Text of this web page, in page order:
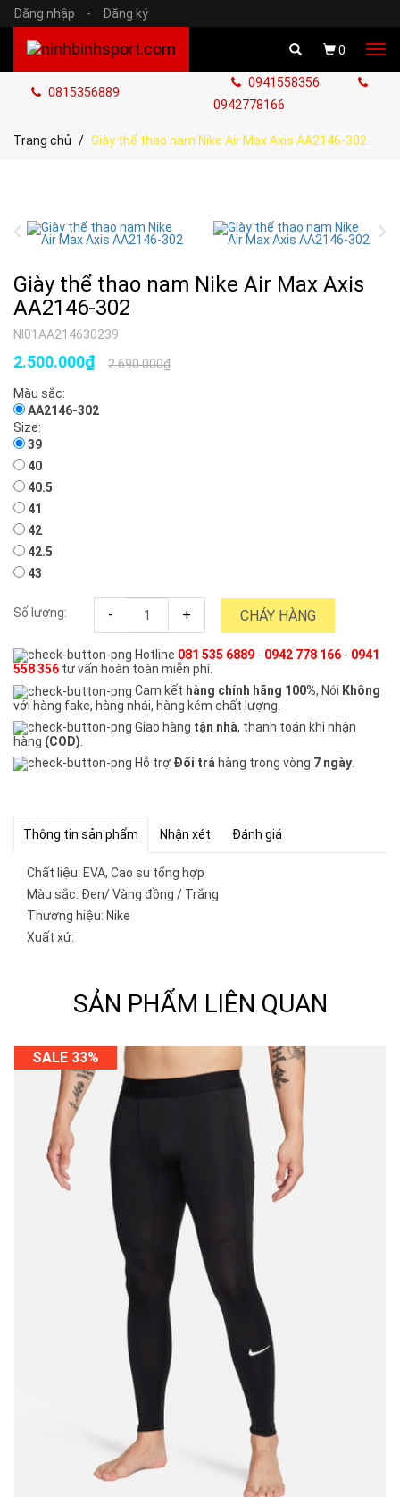
Đăng nhập - Đăng ký
0
0815356889
0941558356
0942778166
Trang chủ Giày thể thao nam Nike Air Max Axis AA2146-302
Giày thể thao nam Nike Air Max Axis
AA2146-302
NI01AA214630239
2.690.000₫
2.500.000₫
Màu sắc:
AA2146-302
Size:
39
40
40.5
41
42
42.5
43
Số lượng: - + CHÁY HÀNG
Hotline 081 535 6889 - 0942 778 166 - 0941
558 356 tư vấn hoàn toàn miễn phí.
Cam kết hàng chính hãng 100%, Nói Không
với hàng fake, hàng nhái, hàng kém chất lượng.
Giao hàng tận nhà, thanh toán khi nhận
hàng (COD)
Hỗ trợ Đổi trả hàng trong vòng 7 ngày
Thông tin sản phẩm Nhận xét Đánh giá
Chất liệu: EVA, Cao su tổng hợp
Màu sắc: Đen/ Vàng đồng / Trắng
Thương hiệu: Nike
Xuất xứ:
SẢN PHẨM LIÊN QUAN
SALE 33%